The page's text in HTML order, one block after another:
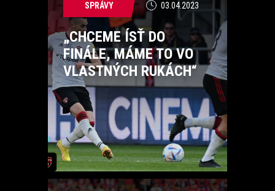
SPRÁVY 03.04.2023
„CHCEME ÍSŤ DO
FINÁLE, MÁME TO VO
VLASTNÝCH RUKÁCH“